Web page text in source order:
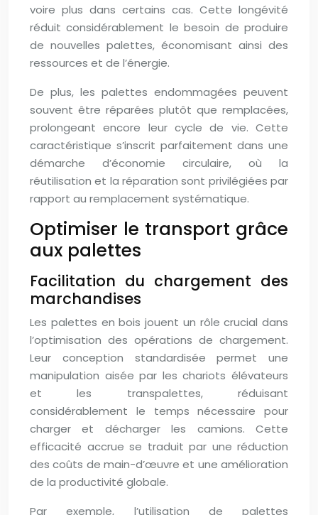
voire plus dans certains cas. Cette longévité
réduit considérablement le besoin de produire
de nouvelles palettes, économisant ainsi des
ressources et de l’énergie.
De plus, les palettes endommagées peuvent
souvent être réparées plutôt que remplacées,
prolongeant encore leur cycle de vie. Cette
caractéristique s’inscrit parfaitement dans une
démarche d’économie circulaire, où la
réutilisation et la réparation sont privilégiées par
rapport au remplacement systématique.
Optimiser le transport grâce
aux palettes
Facilitation du chargement des
marchandises
Les palettes en bois jouent un rôle crucial dans
l’optimisation des opérations de chargement.
Leur conception standardisée permet une
manipulation aisée par les chariots élévateurs
et les transpalettes, réduisant
considérablement le temps nécessaire pour
charger et décharger les camions. Cette
efficacité accrue se traduit par une réduction
des coûts de main-d’œuvre et une amélioration
de la productivité globale.
Par exemple, l’utilisation de palettes